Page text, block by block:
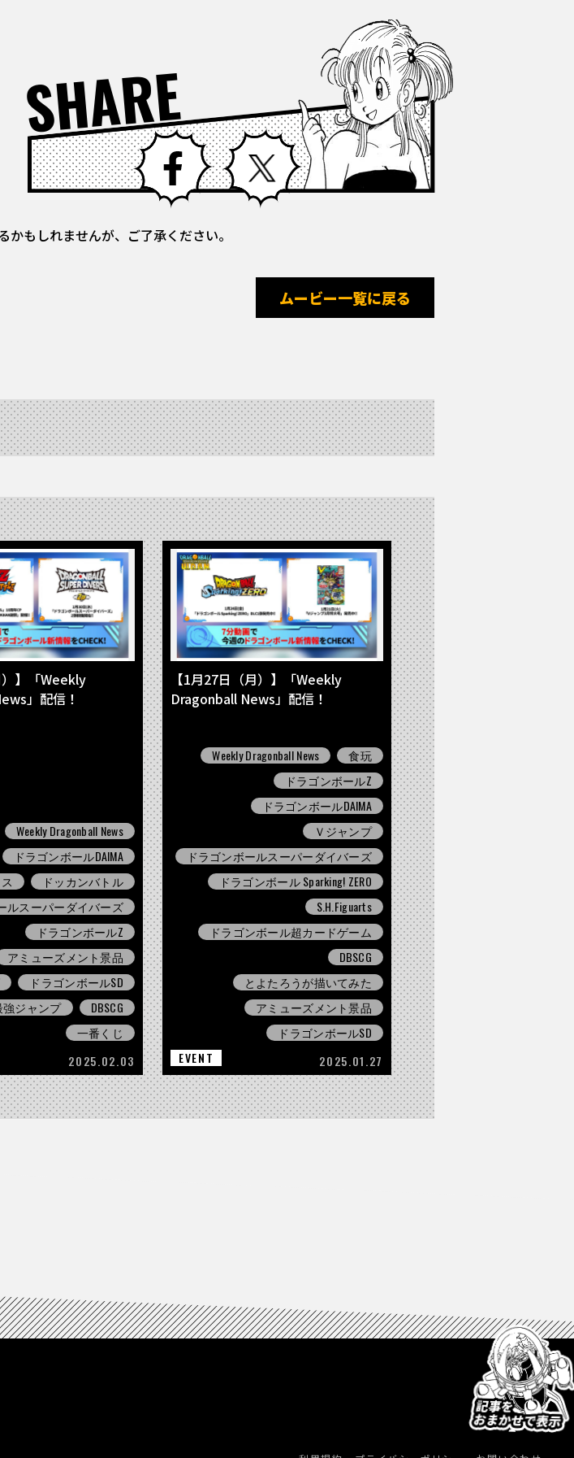
SHARE Facebook X
もしれませんが、ご了承ください。
ムービー一覧に戻る
）】「Weekly
」配信！
Weekly Dragonball News
ドラゴンボールDAIMA
ドッカンバトル
ルスーパーダイバーズ
ドラゴンボールZ
アミューズメント景品
ドラゴンボールSD
強ジャンプ
DBSCG
一番くじ
2025.02.03
【1月27日（月）】「Weekly
Dragonball News」配信！
Weekly Dragonball News
食玩
ドラゴンボールZ
ドラゴンボールDAIMA
Ｖジャンプ
ドラゴンボールスーパーダイバーズ
ドラゴンボール Sparking! ZERO
S.H.Figuarts
ドラゴンボール超カードゲーム
DBSCG
とよたろうが描いてみた
アミューズメント景品
ドラゴンボールSD
EVENT
2025.01.27